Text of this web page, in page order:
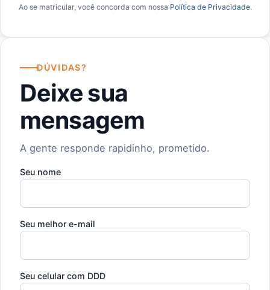
Ao se matricular, você concorda com nossa Política de Privacidade.
DÚVIDAS?
Deixe sua
mensagem
A gente responde rapidinho, prometido.
Seu nome
Seu melhor e-mail
Seu celular com DDD